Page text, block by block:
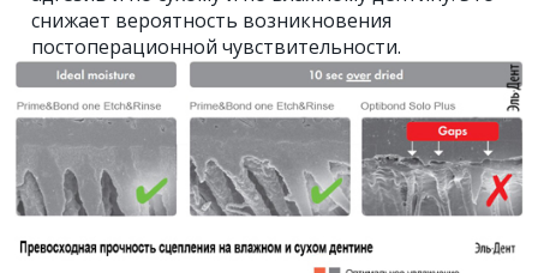
снижает вероятность возникновения
постоперационной чувствительности.